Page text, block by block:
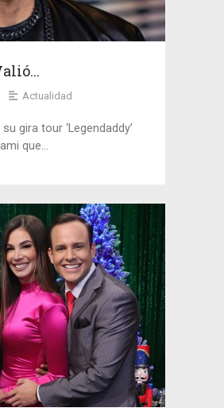
Actualidad
gira tour ‘Legendaddy’
que...